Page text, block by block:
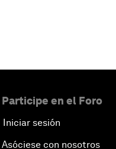
Participe en el Foro
Iniciar sesión
Asóciese con nosotros